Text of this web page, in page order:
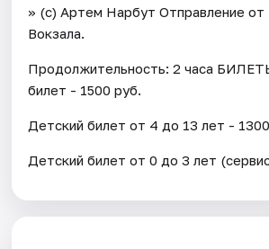
» (с) Артем Нарбут Отправление от
Вокзала.
Продолжительность: 2 часа
билет - 1500 руб.
Детский билет от 4 до 13 лет -
Детский билет от 0 до 3 лет